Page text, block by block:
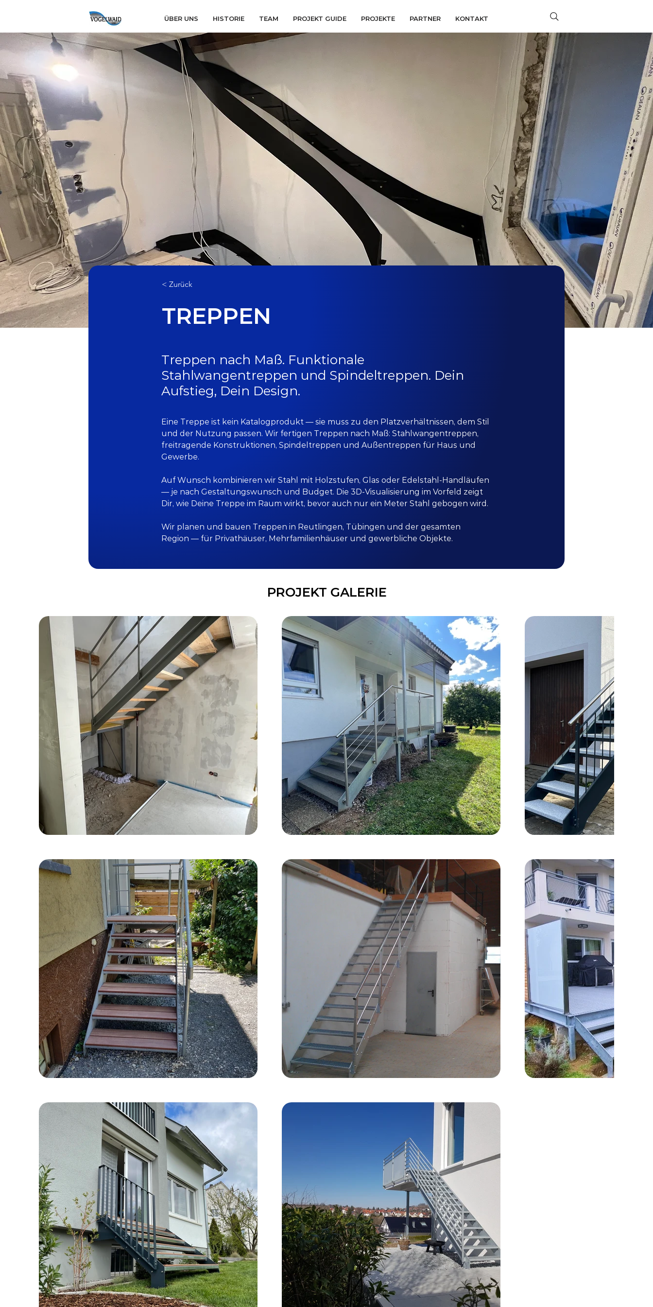
ÜBER UNS HISTORIE TEAM PROJEKT GUIDE PROJEKTE PARTNER KONTAKT
< Zurück
TREPPEN
Treppen nach Maß. Funktionale
Stahlwangentreppen und Spindeltreppen. Dein
Aufstieg, Dein Design.
Eine Treppe ist kein Katalogprodukt — sie muss zu den Platzverhältnissen, dem Stil
und der Nutzung passen. Wir fertigen Treppen nach Maß: Stahlwangentreppen,
freitragende Konstruktionen, Spindeltreppen und Außentreppen für Haus und
Gewerbe.
Auf Wunsch kombinieren wir Stahl mit Holzstufen, Glas oder Edelstahl-Handläufen
— je nach Gestaltungswunsch und Budget. Die 3D-Visualisierung im Vorfeld zeigt
Dir, wie Deine Treppe im Raum wirkt, bevor auch nur ein Meter Stahl gebogen wird.
Wir planen und bauen Treppen in Reutlingen, Tübingen und der gesamten
Region — für Privathäuser, Mehrfamilienhäuser und gewerbliche Objekte.
PROJEKT GALERIE